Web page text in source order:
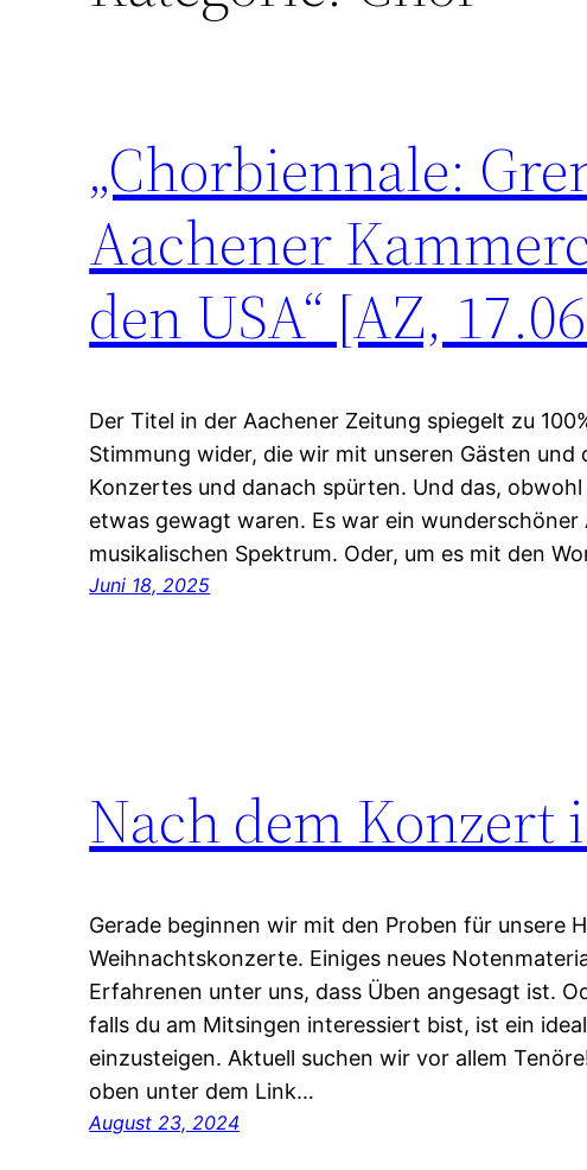
„Chorbiennale:
Aachener
den USA“ [AZ,
Der Titel in der Aachener Zeitung spiegelt zu
Stimmung wider, die wir mit unseren Gästen und
Konzertes und danach spürten. Und das,
etwas gewagt waren. Es war ein
musikalischen Spektrum. Oder, um es mit den
Juni 18, 2025
Nach dem Konzert
Gerade beginnen wir mit den Proben für unsere
Weihnachtskonzerte. Einiges neues
Erfahrenen unter uns, dass Üben angesagt ist.
falls du am Mitsingen interessiert bist, ist ein
einzusteigen. Aktuell suchen wir vor allem
oben unter dem Link…
August 23, 2024